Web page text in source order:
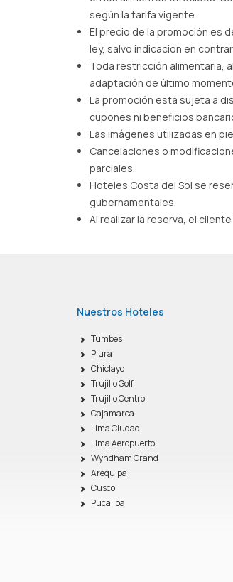
según la tarifa vigente.
El precio de la promoción es
ley, salvo indicación en
Toda restricción alimentaria,
adaptación de último
La promoción está sujeta a
cupones ni beneficios
Las imágenes utilizadas en
Cancelaciones o
parciales.
Hoteles Costa del Sol se
gubernamentales.
Al realizar la reserva, el
Nuestros Hoteles
Tumbes
Piura
Chiclayo
Trujillo Golf
Trujillo Centro
Cajamarca
Lima Ciudad
Lima Aeropuerto
Wyndham Grand
Arequipa
Cusco
Pucallpa